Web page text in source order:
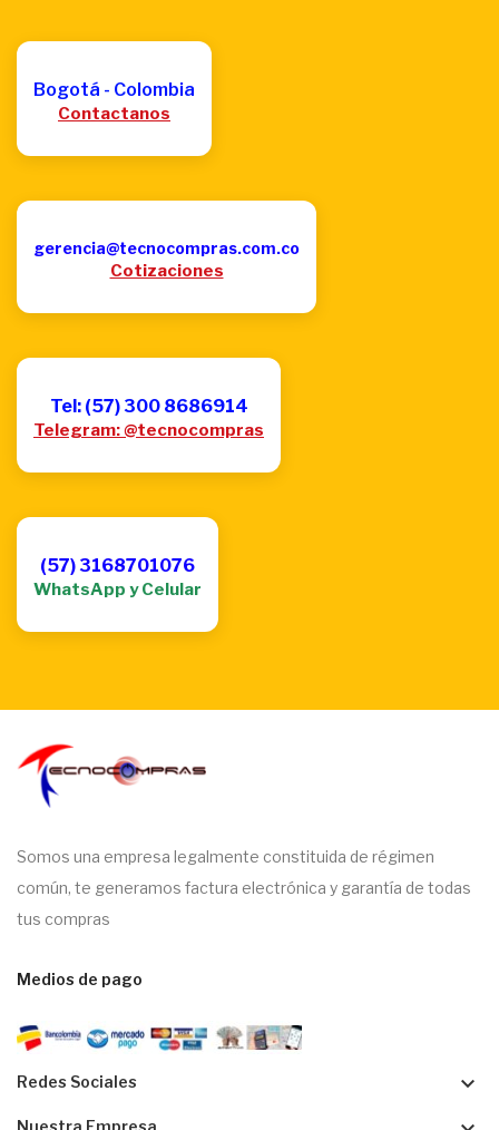
Bogotá - Colombia
Contactanos
gerencia@tecnocompras.com.co
Cotizaciones
Tel: (57) 300 8686914
Telegram: @tecnocompras
(57) 3168701076
WhatsApp y Celular
Somos una empresa legalmente constituida de régimen
común, te generamos factura electrónica y garantía de todas
tus compras
Medios de pago
Redes Sociales keyboard_arrow_down